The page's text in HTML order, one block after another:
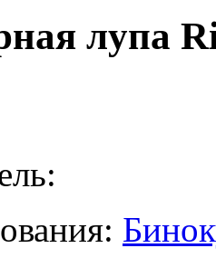
лупа